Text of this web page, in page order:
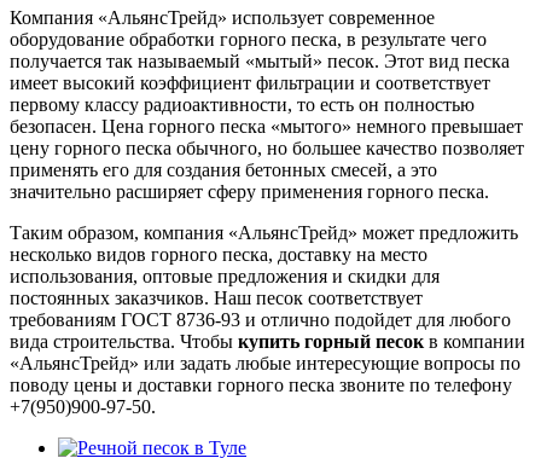
Компания «АльянсТрейд» использует современное
оборудование обработки горного песка, в результате чего
получается так называемый «мытый» песок. Этот вид песка
имеет высокий коэффициент фильтрации и соответствует
первому классу радиоактивности, то есть он полностью
безопасен. Цена горного песка «мытого» немного превышает
цену горного песка обычного, но большее качество позволяет
применять его для создания бетонных смесей, а это
значительно расширяет сферу применения горного песка.
Таким образом, компания «АльянсТрейд» может предложить
несколько видов горного песка, доставку на место
использования, оптовые предложения и скидки для
постоянных заказчиков. Наш песок соответствует
требованиям ГОСТ 8736-93 и отлично подойдет для любого
вида строительства. Чтобы купить горный песок в компании
«АльянсТрейд» или задать любые интересующие вопросы по
поводу цены и доставки горного песка звоните по телефону
+7(950)900-97-50.